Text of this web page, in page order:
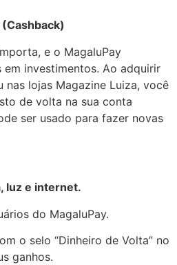
e o MagaluPay
investimentos. Ao adquirir
nas lojas Magazine Luiza, você
de volta na sua conta
ser usado para fazer novas
luz e internet.
do MagaluPay.
o selo “Dinheiro de Volta” no
ganhos.